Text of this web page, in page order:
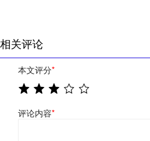
相关评论
本文评分*
评论内容*